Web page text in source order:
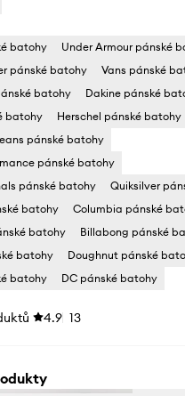
batohy
Under Armour pánské
pánské batohy
Vans pánské
batohy
Dakine pánské
batohy
Herschel pánské batohy
pánské batohy
pánské batohy
pánské batohy
Quiksilver
batohy
Columbia pánské
batohy
Billabong pánské
batohy
Doughnut pánské
batohy
DC pánské batohy
4.9 13